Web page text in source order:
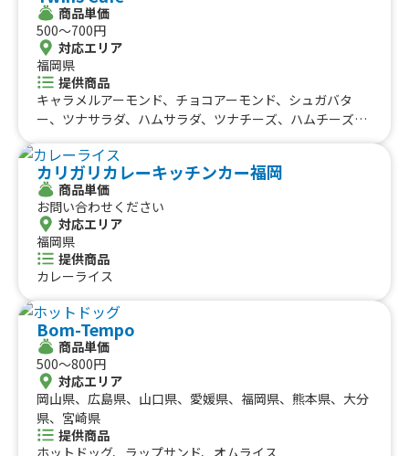
商品単価
500〜700円
対応エリア
福岡県
提供商品
キャラメルアーモンド、チョコアーモンド、シュガバタ
ー、ツナサラダ、ハムサラダ、ツナチーズ、ハムチーズ、
ズ、メープルクリーム、抹茶クリーム、ブルーベリークリ
ーム、マンゴークリーム、ストロベリークリーム、キャラ
メルクリーム、チョコクリーム、きな粉あずき黒蜜クリー
ム、きな粉あずき抹茶クリーム、あずき黒蜜クリーム、あ
ずきいちごクリーム、あずき抹茶クリーム、あずきクリー
ム、バナナクリーム、バナナキャラメルクリーム、ブラウ
ニーチョコクリーム、バナナチョコクリーム
カリガリカレーキッチンカー福岡
商品単価
お問い合わせください
対応エリア
福岡県
提供商品
カレーライス
Bom-Tempo
商品単価
500〜800円
対応エリア
岡山県、広島県、山口県、愛媛県、福岡県、熊本県、大分
県、宮崎県
提供商品
ホットドッグ、ラップサンド、オムライス